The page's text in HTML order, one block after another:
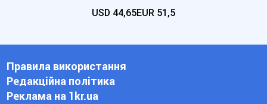
USD 44,65EUR 51,5
Правила використання
Редакційна політика
Реклама на 1kr.ua